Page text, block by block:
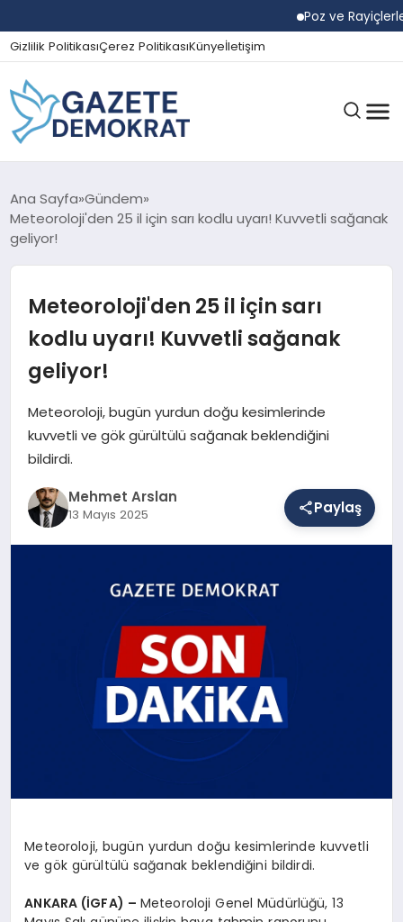
Poz ve Rayiçlerle
Gizlilik PolitikasıÇerez PolitikasıKünyeİletişim
GÜNDEM
EKONOMI
SPOR
SAĞLIK
EĞITIM
Ana Sayfa Gündem
Meteoroloji'den 25 il için sarı kodlu uyarı! Kuvvetli sağanak
geliyor!
Meteoroloji'den 25 il için sarı
kodlu uyarı! Kuvvetli sağanak
geliyor!
Meteoroloji, bugün yurdun doğu kesimlerinde
kuvvetli ve gök gürültülü sağanak beklendiğini
bildirdi.
Mehmet Arslan
13 Mayıs 2025 Paylaş
Meteoroloji, bugün yurdun doğu kesimlerinde kuvvetli
ve gök gürültülü sağanak beklendiğini bildirdi.
ANKARA (İGFA) – Meteoroloji Genel Müdürlüğü, 13